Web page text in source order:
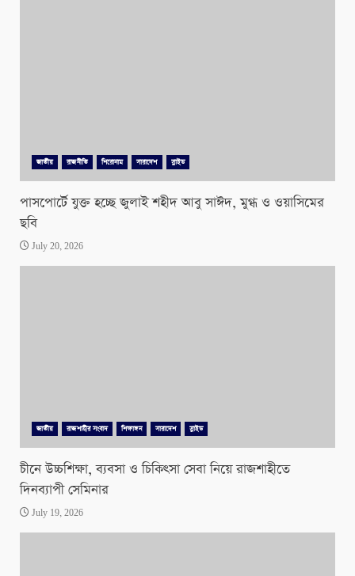
জাতীয় রাজনীতি শিরোনাম সারাদেশ স্লাইড
পাসপোর্টে যুক্ত হচ্ছে জুলাই শহীদ আবু সাঈদ, মুগ্ধ ও ওয়াসিমের
ছবি
July 20, 2026
জাতীয় রাজশাহীর সংবাদ শিক্ষাঙ্গন সারাদেশ স্লাইড
চীনে উচ্চশিক্ষা, ব্যবসা ও চিকিৎসা সেবা নিয়ে রাজশাহীতে
দিনব্যাপী সেমিনার
July 19, 2026